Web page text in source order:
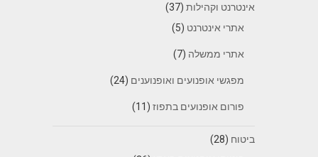
אינטרנט וקהילות(37)
אתרי אינטרנט (5)
אתרי ממשלה (7)
מפגשי אופנועים ואופנוענים (24)
פורום אופנועים בתפוז(11)
ביטוח (28)